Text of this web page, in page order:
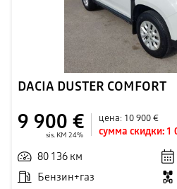
DACIA DUSTER COMFORT
9 900 €
sis. KM 24%
цена: 10 900 €
сумма скидки: 1
80 136 км
Бензин+газ